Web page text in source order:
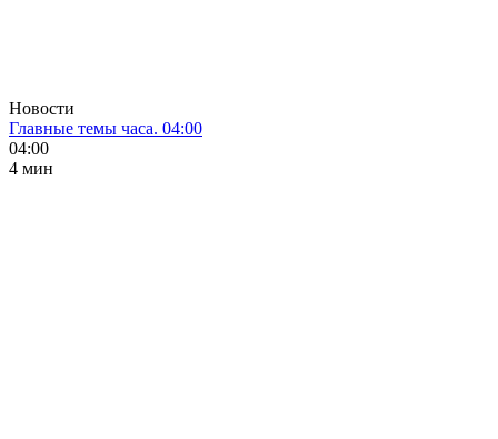
Новости
Главные темы часа. 04:00
04:00
4 мин